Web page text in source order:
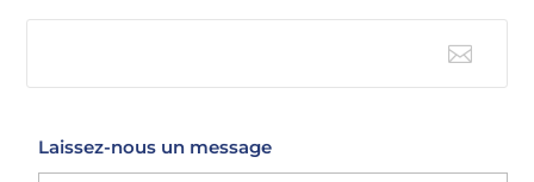

Laissez-nous un message